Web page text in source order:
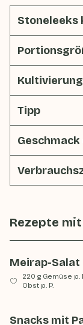
Stoneleeks
Kultivierung
Tipp
Rezepte mit
Meirap-Salat
220 g Gemüse p.
Obst p. P.
Snacks mit